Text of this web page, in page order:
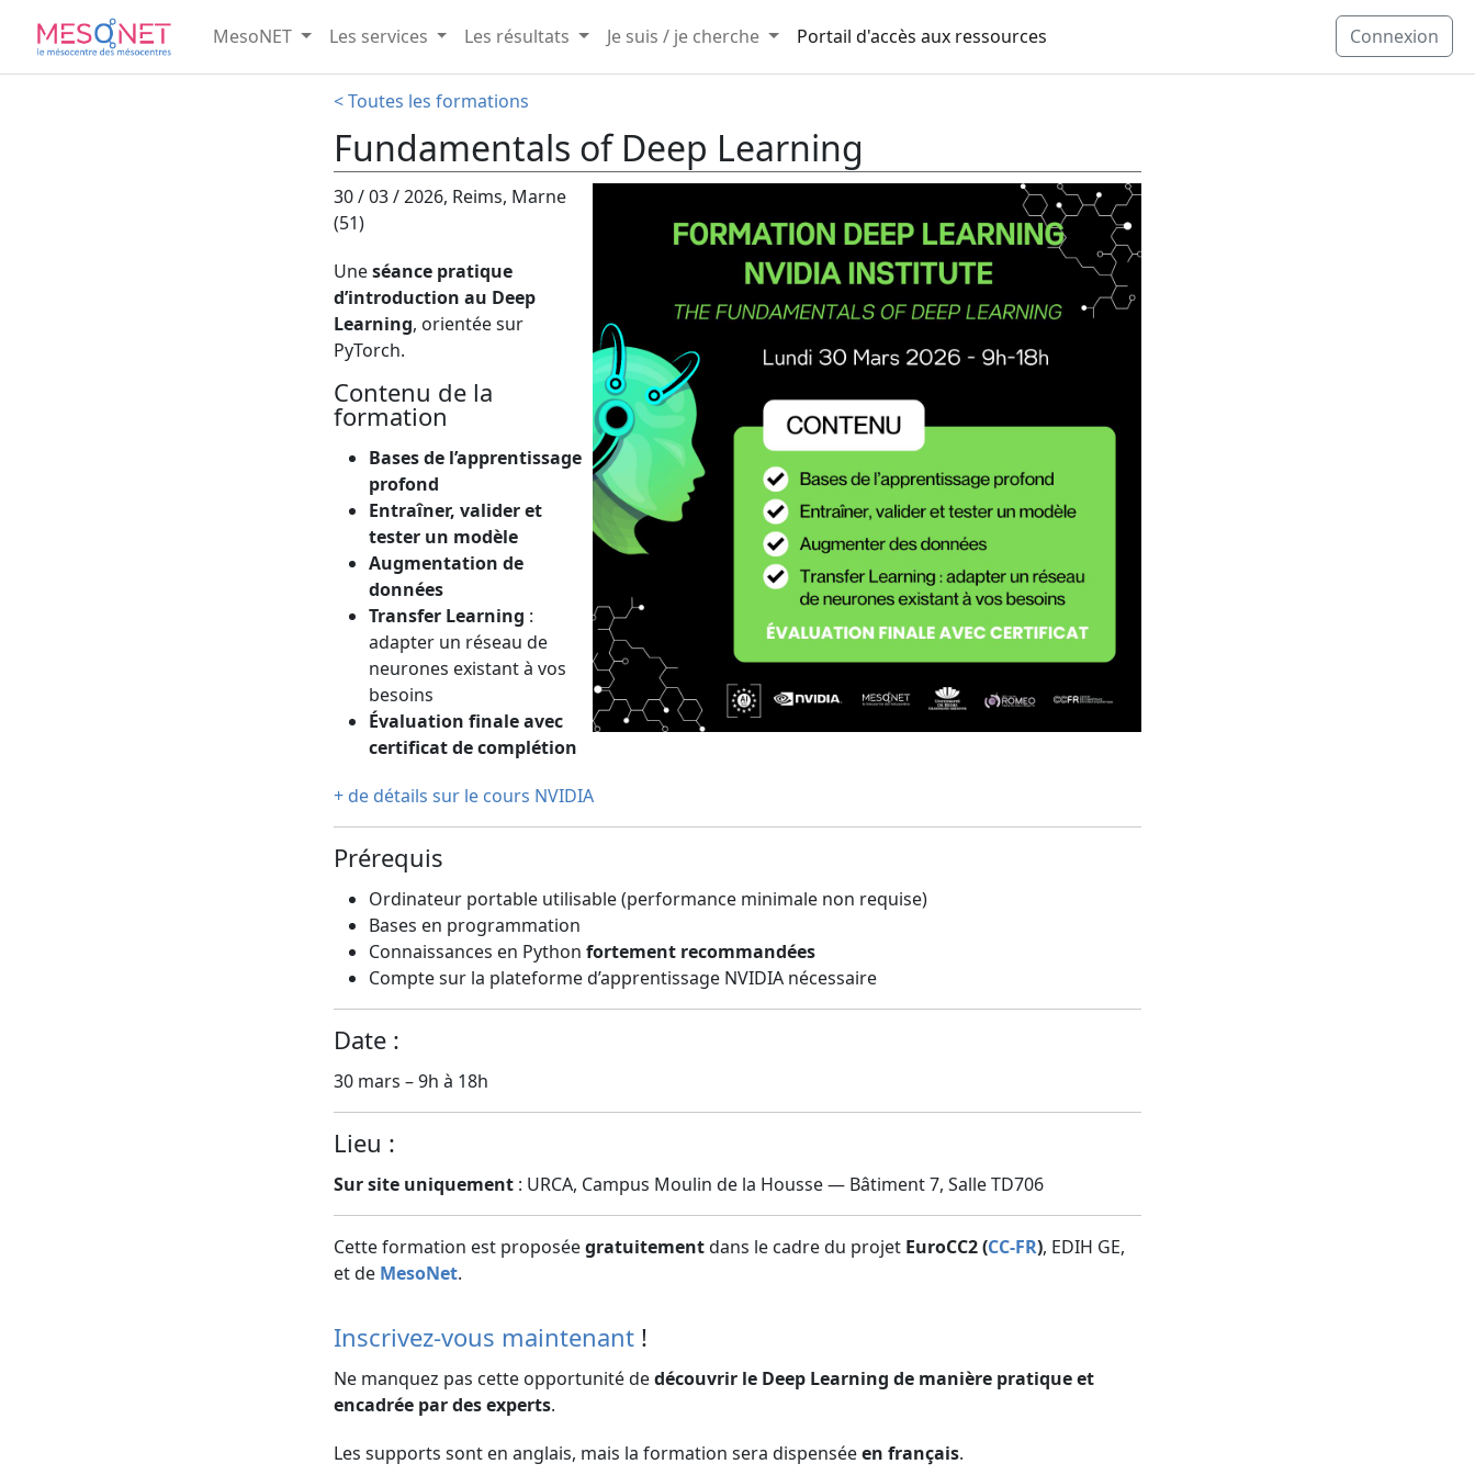
MesoNET Les services Les résultats Je suis / je cherche Portail d'accès aux ressources Connexion
< Toutes les formations
Fundamentals of Deep Learning
30 / 03 / 2026, Reims, Marne
(51)
Uneséance pratique
d’introduction au Deep
Learning, orientée sur
PyTorch.
Contenu de la
formation
Bases de l’apprentissage
profond
Entraîner, valider et
tester un modèle
Augmentation de
données
Transfer Learning :
adapter un réseau de
neurones existant à vos
besoins
Évaluation finale avec
certificat de complétion
+ de détails sur le cours NVIDIA
Prérequis
Ordinateur portable utilisable (performance minimale non requise)
Bases en programmation
Connaissances en Python fortement recommandées
Compte sur la plateforme d’apprentissage NVIDIA nécessaire
Date :
30 mars – 9h à 18h
Lieu :
Sur site uniquement : URCA, Campus Moulin de la Housse — Bâtiment 7, Salle TD706
Cette formation est proposéegratuitementdans le cadre du projet EuroCC2 (CC-FR), EDIH GE,
et de MesoNet.
Inscrivez-vous maintenant !
Ne manquez pas cette opportunité dedécouvrir le Deep Learning de manière pratique et
encadrée par des experts.
Les supports sont en anglais, mais la formation sera dispenséeen français.